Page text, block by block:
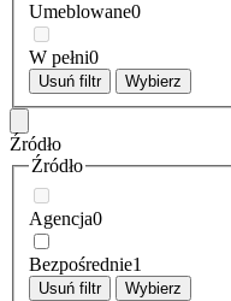
Umeblowane0
W pełni0
Usuń filtr Wybierz
Źródło
Źródło
Agencja0
Bezpośrednie1
Usuń filtr Wybierz